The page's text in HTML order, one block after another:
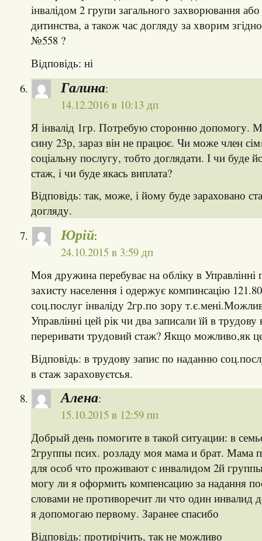
інвалідом 2 групи загального захворювання
дитинства, а також час догляду за хворим
№558 ?
Відповідь: ні
Галина:
14.12.2016 в 10:13 дп
Я інвалід 1гр. Потребую сторонню допомогу.
сину 23р, зараз він не працює. Чи може член
соціальну послугу, тобто доглядати. І чи буде
стаж, і чи буде якась виплата?
Відповідь: так, може, і йому буде зараховано
догляду.
Юрій:
24.10.2015 в 3:59 дп
Моя дружина перебуває на обліку в Управлінні
захисту населення і одержує компинсацію
соц.послуг інваліду 2гр.по зору
Управлінні цей рік чи два записали їй в
переривати трудовий стаж? Якщо можливо,як
Відповідь: в трудову запис по наданню
в стаж зараховуєтсья.
Алена:
15.10.2015 в 12:59 пп
Добрый день помогите в такой ситуации: в
2группы псих. розладу моя мама и брат. Мама
для особ что проживают с инвалидом 2й
могу ли я оформить компенсацию за надання
словами не противоречит ли что один инвалид
я допомогаю первому. Заранее спасибо
Відповідь: протирічить, так не можливо